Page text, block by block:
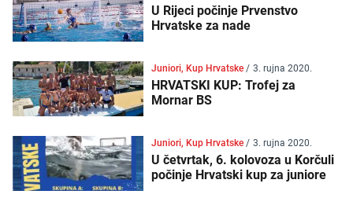
U Rijeci počinje Prvenstvo
Hrvatske za nade
Juniori, Kup Hrvatske/ 3. rujna 2020.
HRVATSKI KUP: Trofej za
Mornar BS
Juniori, Kup Hrvatske/ 3. rujna 2020.
U četvrtak, 6. kolovoza u Korčuli
počinje Hrvatski kup za juniore